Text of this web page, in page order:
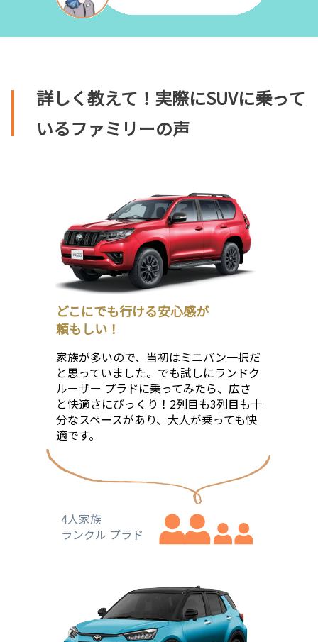
詳しく教えて！実際にSUVに乗って
いるファミリーの声
家族が多いので、当初はミニバン一択だ
と思っていました。でも試しにランドク
ルーザー プラドに乗ってみたら、広さ
と快適さにびっくり！2列目も3列目も十
分なスペースがあり、大人が乗っても快
適です。
どこにでも行ける安心感が
頼もしい！
4人家族
ランクル プラド